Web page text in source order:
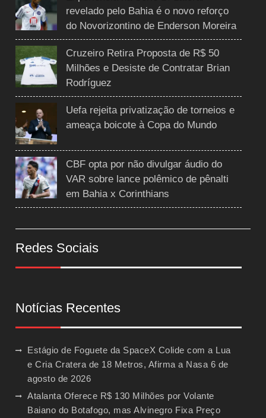
revelado pelo Bahia é o novo reforço
do Novorizontino de Enderson Moreira
Cruzeiro Retira Proposta de R$ 50
Milhões e Desiste de Contratar Brian
Rodríguez
Uefa rejeita privatização de torneios e
ameaça boicote à Copa do Mundo
CBF opta por não divulgar áudio do
VAR sobre lance polêmico de pênalti
em Bahia x Corinthians
Redes Sociais
Notícias Recentes
Estágio de Foguete da SpaceX Colide com a Lua
e Cria Cratera de 18 Metros, Afirma a Nasa 6 de
agosto de 2026
Atalanta Oferece R$ 130 Milhões por Volante
Baiano do Botafogo, mas Alvinegro Fixa Preço